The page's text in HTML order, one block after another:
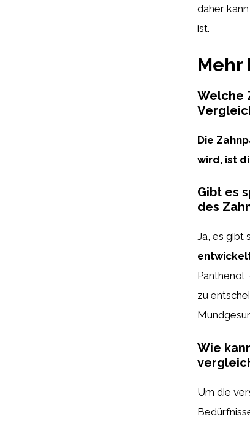
daher
ist.
Mehr
Welche
Die
wird, ist
Gibt es
des
Ja, es gibt
zu
Wie
Um die